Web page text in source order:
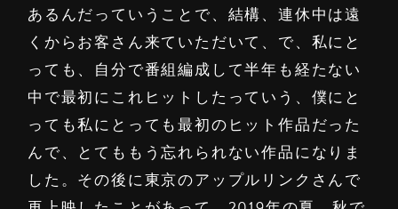
あるんだっていうことで、結構、連休中は遠
くからお客さん来ていただいて、で、私にと
っても、自分で番組編成して半年も経たない
中で最初にこれヒットしたっていう、僕にと
っても私にとっても最初のヒット作品だった
んで、とてももう忘れられない作品になりま
した。その後に東京のアップルリンクさんで